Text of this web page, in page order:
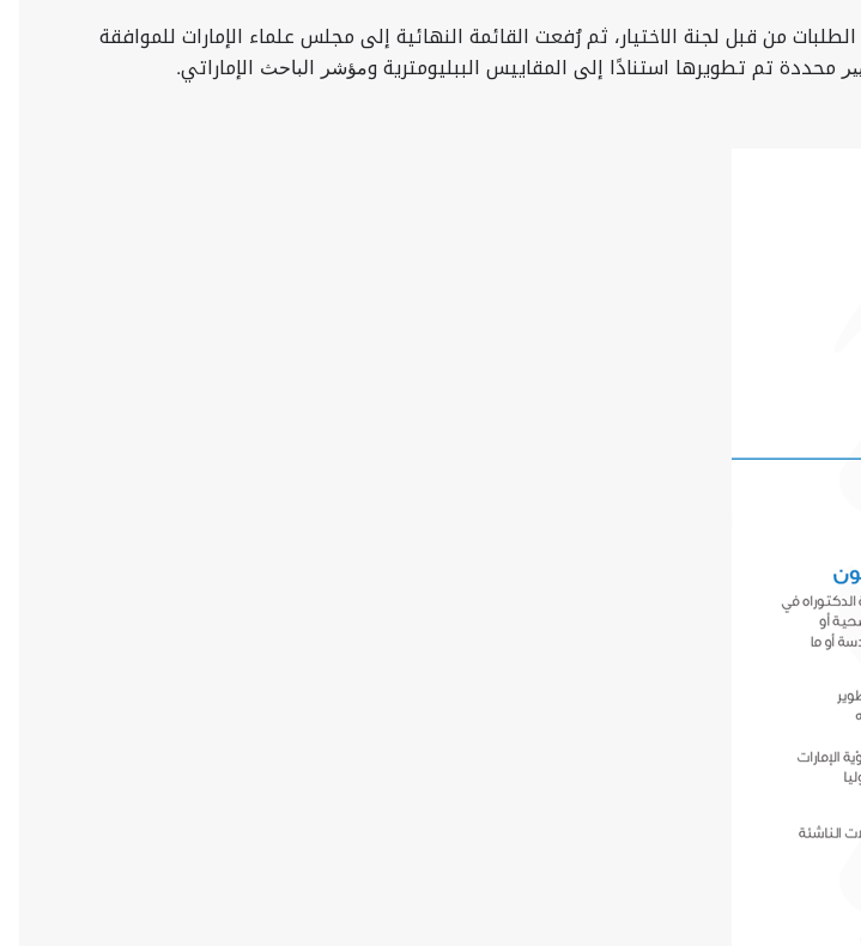
من قبل لجنة الاختيار، ثم رُفعت القائمة النهائية إلى مجلس علماء الإمارات للموافقة
محددة تم تطويرها استنادًا إلى المقاييس الببليومترية وﻣﺆﺷﺮ اﻟﺒﺎﺣﺚ الإماراتي.